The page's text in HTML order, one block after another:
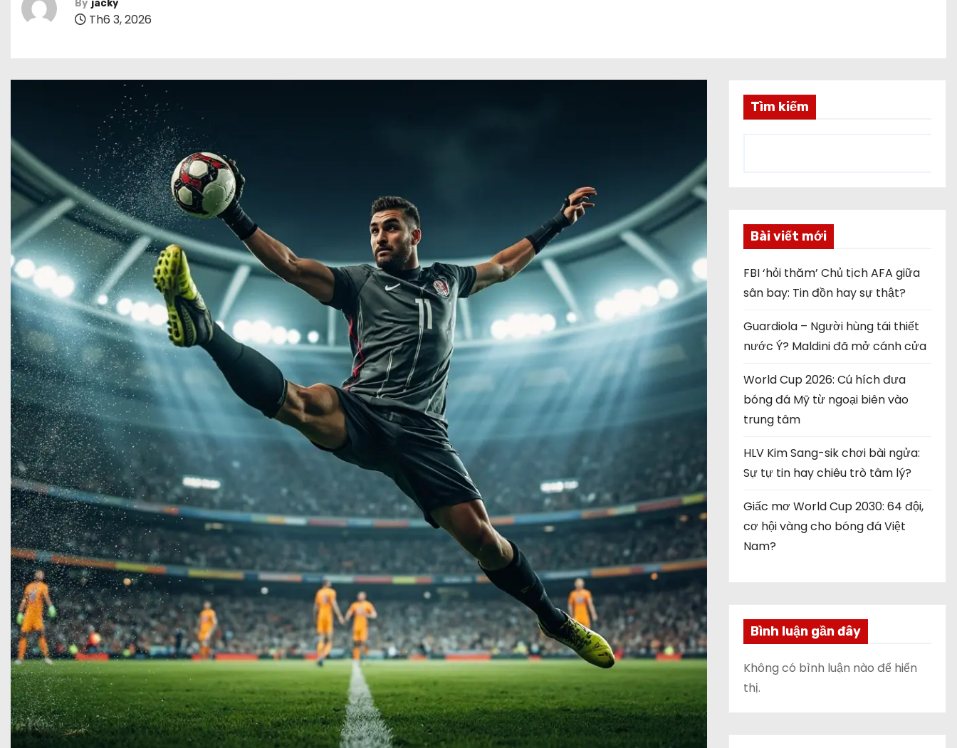
By jacky
Th6 3, 2026
Tìm kiếm
Bài viết mới
FBI ‘hỏi thăm’ Chủ tịch AFA giữa
sân bay: Tin đồn hay sự thật?
Guardiola – Người hùng tái thiết
nước Ý? Maldini đã mở cánh cửa
World Cup 2026: Cú hích đưa
bóng đá Mỹ từ ngoại biên vào
trung tâm
HLV Kim Sang-sik chơi bài ngửa:
Sự tự tin hay chiêu trò tâm lý?
Giấc mơ World Cup 2030: 64 đội,
cơ hội vàng cho bóng đá Việt
Nam?
Bình luận gần đây
Không có bình luận nào để hiển
thị.